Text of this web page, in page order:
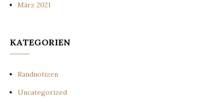
März 2021
KATEGORIEN
Randnotizen
Uncategorized